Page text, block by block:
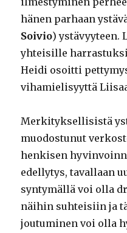
hänen parhaan
Soivio) ystävyyteen.
yhteisille
Heidi osoitti
vihamielisyyttä
Merkityksellisistä
muodostunut
henkisen
edellytys, tavallaan
syntymällä voi olla
näihin suhteisiin ja
joutuminen voi olla